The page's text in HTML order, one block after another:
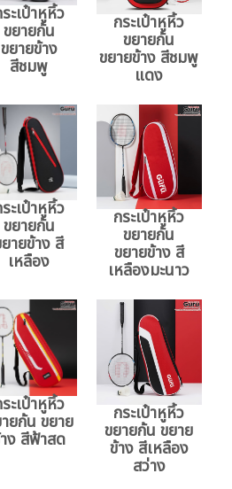
ะเป๋าหูหิ้ว
ขยายก้น
ขยายข้าง
สีชมพู
กระเป๋าหูหิ้ว
ขยายก้น
ขยายข้าง สีชมพู
แดง
ะเป๋าหูหิ้ว
ขยายก้น
ายข้าง สี
เหลือง
กระเป๋าหูหิ้ว
ขยายก้น
ขยายข้าง สี
เหลืองมะนาว
ะเป๋าหูหิ้ว
ยก้น ขยาย
ง สีฟ้าสด
กระเป๋าหูหิ้ว
ขยายก้น ขยาย
ข้าง สีเหลือง
สว่าง